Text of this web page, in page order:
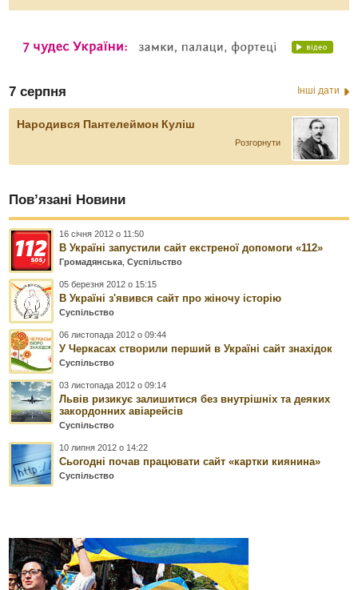
7 серпня Інші дати
Народився Пантелеймон Куліш
Розгорнути
Пов’язані Новини
16 січня 2012 о 11:50
В Україні запустили сайт екстреної допомоги «112»
Громадянська ,Суспільство
05 березня 2012 о 15:15
В Україні з'явився сайт про жіночу історію
Суспільство
06 листопада 2012 о 09:44
У Черкасах створили перший в Україні сайт знахідок
Суспільство
03 листопада 2012 о 09:14
Львів ризикує залишитися без внутрішніх та деяких
закордонних авіарейсів
Суспільство
10 липня 2012 о 14:22
Сьогодні почав працювати сайт «картки киянина»
Суспільство